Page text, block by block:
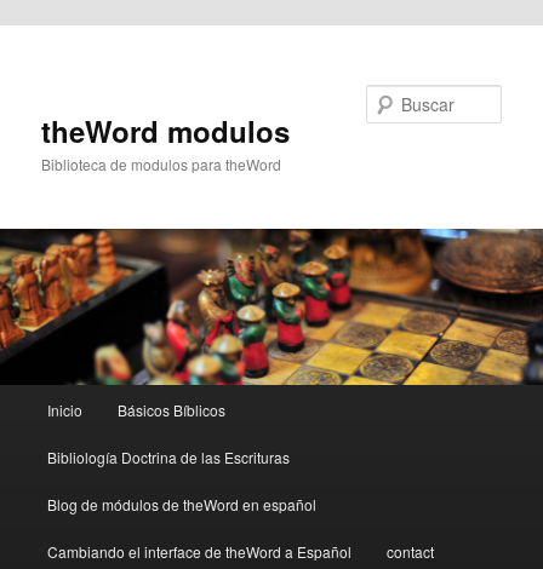
theWord modulos
Biblioteca de modulos para theWord
principal
Inicio Básicos Bíblicos
Bibliología Doctrina de las Escrituras
Blog de módulos de theWord en español
Cambiando el interface de theWord a Español contact